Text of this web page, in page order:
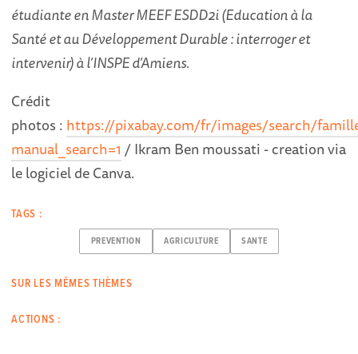
étudiante en Master MEEF ESDD2i (Education à la
Santé et au Développement Durable : interroger et
intervenir) à l’INSPE d’Amiens.
Crédit
photos : https://pixabay.com/fr/images/search/
manual_search=1 / Ikram Ben moussati - creation via
le logiciel de Canva.
TAGS :
PREVENTION AGRICULTURE SANTE
SUR LES MÊMES THÈMES
ACTIONS :